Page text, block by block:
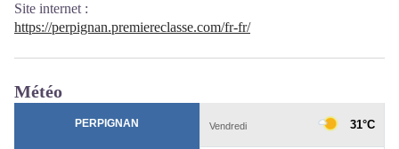
Site internet :
https://perpignan.premiereclasse.com/fr-fr/
Météo